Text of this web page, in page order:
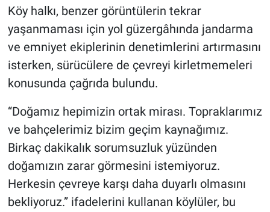
Köy halkı, benzer görüntülerin tekrar
yaşanmaması için yol güzergâhında jandarma
ve emniyet ekiplerinin denetimlerini artırmasını
isterken, sürücülere de çevreyi kirletmemeleri
konusunda çağrıda bulundu.
“Doğamız hepimizin ortak mirası. Topraklarımız
ve bahçelerimiz bizim geçim kaynağımız.
Birkaç dakikalık sorumsuzluk yüzünden
doğamızın zarar görmesini istemiyoruz.
Herkesin çevreye karşı daha duyarlı olmasını
bekliyoruz.” ifadelerini kullanan köylüler, bu